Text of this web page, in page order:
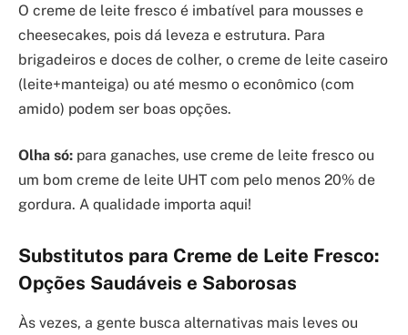
O creme de leite fresco é imbatível para mousses e
cheesecakes, pois dá leveza e estrutura. Para
brigadeiros e doces de colher, o creme de leite caseiro
(leite+manteiga) ou até mesmo o econômico (com
amido) podem ser boas opções.
Olha só: para ganaches, use creme de leite fresco ou
um bom creme de leite UHT com pelo menos 20% de
gordura. A qualidade importa aqui!
Substitutos para Creme de Leite Fresco:
Opções Saudáveis e Saborosas
Às vezes, a gente busca alternativas mais leves ou